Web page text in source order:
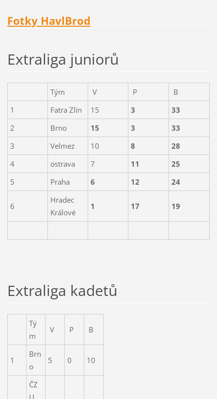
Fotky HavlBrod
Extraliga juniorů
Tým V P
B
1
Fatra Zlín 15 3
33
2
Brno 15 3
33
3
Velmez 10 8
28
4
ostrava 7 11
25
5
Praha 6 12 24
6
Hradec
Králové
1 17 19
Extraliga kadetů
Tý
m
V P B
1
Brn
o
5 0 10
ČZ
U